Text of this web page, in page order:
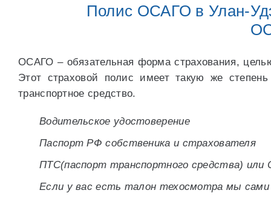
Полис ОСАГО в Улан-
ОСАГО – обязательная форма страхования,
Этот страховой полис имеет такую же
транспортное средство.
Водительское удостоверение
Паспорт РФ собственика и страхователя
ПТС(паспорт транспортного средства) или
Если у вас есть талон техосмотра мы сами